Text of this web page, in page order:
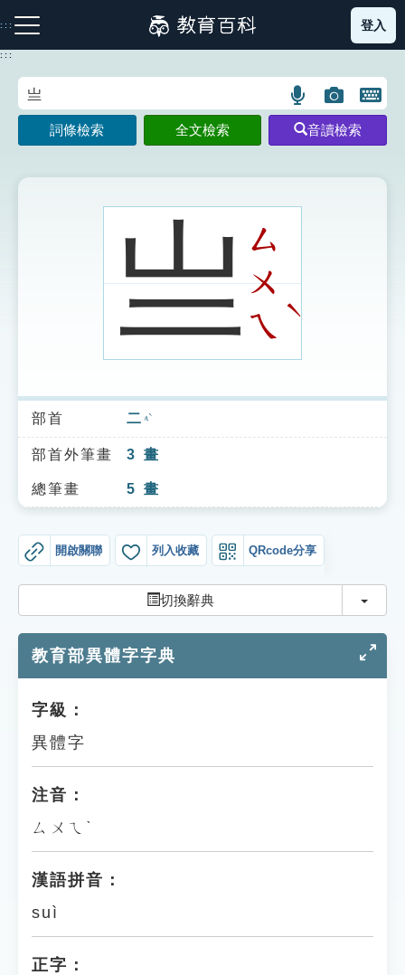
到
主
:::
注音索引圖示 筆畫索引圖示 部首索引表圖示
索引選單
知識索引
單字索引
貓頭鷹博士
登入
:::
語
言
搜
示
圖
片
搜
開
鍵
圖
詞條檢索 全文檢索 音讀檢索
亗ㄙ
ㄨ
ㄟ
ˋ
部首 二 ㄦˋ
部首外筆畫 3 畫
總筆畫 5 畫
開啟關聯 列入收藏 QRcode分享
切換辭典 切換
教育部異體字字典
字級：
異體字
注音：
ㄙㄨㄟˋ
漢語拼音：
suì
正字：